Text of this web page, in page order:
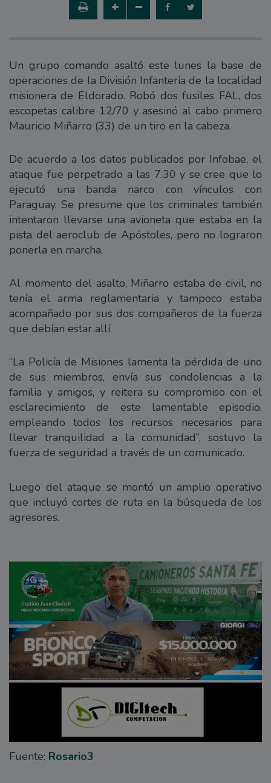
Un grupo comando asaltó este lunes la base de
operaciones de la División Infantería de la localidad
misionera de Eldorado. Robó dos fusiles FAL, dos
escopetas calibre 12/70 y asesinó al cabo primero
Mauricio Miñarro (33) de un tiro en la cabeza.
De acuerdo a los datos publicados por Infobae, el
ataque fue perpetrado a las 7.30 y se cree que lo
ejecutó una banda narco con vínculos con
Paraguay. Se presume que los criminales también
intentaron llevarse una avioneta que estaba en la
pista del aeroclub de Apóstoles, pero no lograron
ponerla en marcha.
Al momento del asalto, Miñarro estaba de civil, no
tenía el arma reglamentaria y tampoco estaba
acompañado por sus dos compañeros de la fuerza
que debían estar allí.
“La Policía de Misiones lamenta la pérdida de uno
de sus miembros, envía sus condolencias a la
familia y amigos, y reitera su compromiso con el
esclarecimiento de este lamentable episodio,
empleando todos los recursos necesarios para
llevar tranquilidad a la comunidad”, sostuvo la
fuerza de seguridad a través de un comunicado.
Luego del ataque se montó un amplio operativo
que incluyó cortes de ruta en la búsqueda de los
agresores.
Fuente: Rosario3